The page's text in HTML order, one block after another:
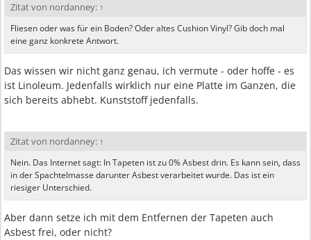
Zitat von nordanney: ↑
Fliesen oder was für ein Boden? Oder altes Cushion Vinyl? Gib doch mal
eine ganz konkrete Antwort.
Das wissen wir nicht ganz genau, ich vermute - oder hoffe - es
ist Linoleum. Jedenfalls wirklich nur eine Platte im Ganzen, die
sich bereits abhebt. Kunststoff jedenfalls.
Zitat von nordanney: ↑
Nein. Das Internet sagt: In Tapeten ist zu 0% Asbest drin. Es kann sein, dass
in der Spachtelmasse darunter Asbest verarbeitet wurde. Das ist ein
riesiger Unterschied.
Aber dann setze ich mit dem Entfernen der Tapeten auch
Asbest frei, oder nicht?